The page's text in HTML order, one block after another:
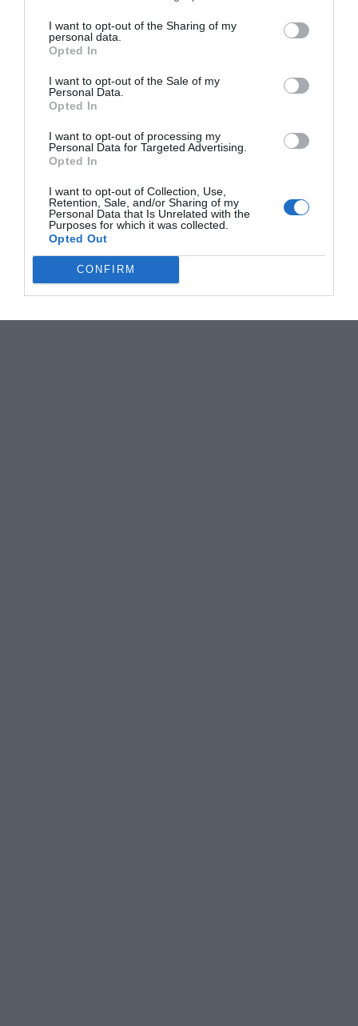
I want to opt-out of the Sharing of my
personal data.
Opted In
I want to opt-out of the Sale of my
Personal Data.
Opted In
I want to opt-out of processing my
Personal Data for Targeted Advertising.
Opted In
I want to opt-out of Collection, Use,
Retention, Sale, and/or Sharing of my
Personal Data that Is Unrelated with the
Purposes for which it was collected.
Opted Out
CONFIRM